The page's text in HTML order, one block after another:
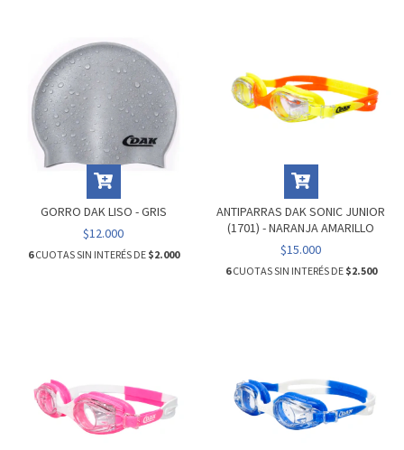
GORRO DAK LISO - GRIS
$12.000
6CUOTAS SIN INTERÉS DE $2.000
ANTIPARRAS DAK SONIC JUNIOR
(1701) - NARANJA AMARILLO
$15.000
6CUOTAS SIN INTERÉS DE $2.500